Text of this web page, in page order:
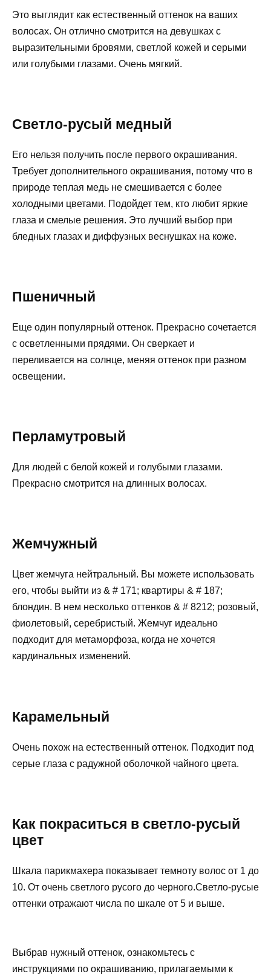
Это выглядит как естественный оттенок на ваших
волосах. Он отлично смотрится на девушках с
выразительными бровями, светлой кожей и серыми
или голубыми глазами. Очень мягкий.
Светло-русый медный
Его нельзя получить после первого окрашивания.
Требует дополнительного окрашивания, потому что в
природе теплая медь не смешивается с более
холодными цветами. Подойдет тем, кто любит яркие
глаза и смелые решения. Это лучший выбор при
бледных глазах и диффузных веснушках на коже.
Пшеничный
Еще один популярный оттенок. Прекрасно сочетается
с осветленными прядями. Он сверкает и
переливается на солнце, меняя оттенок при разном
освещении.
Перламутровый
Для людей с белой кожей и голубыми глазами.
Прекрасно смотрится на длинных волосах.
Жемчужный
Цвет жемчуга нейтральный. Вы можете использовать
его, чтобы выйти из & # 171; квартиры & # 187;
блондин. В нем несколько оттенков & # 8212; розовый,
фиолетовый, серебристый. Жемчуг идеально
подходит для метаморфоза, когда не хочется
кардинальных изменений.
Карамельный
Очень похож на естественный оттенок. Подходит под
серые глаза с радужной оболочкой чайного цвета.
Как покраситься в светло-русый
цвет
Шкала парикмахера показывает темноту волос от 1 до
10. От очень светлого русого до черного.Светло-русые
оттенки отражают числа по шкале от 5 и выше.
Выбрав нужный оттенок, ознакомьтесь с
инструкциями по окрашиванию, прилагаемыми к